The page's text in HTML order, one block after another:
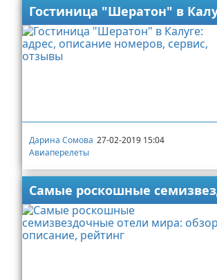
Гостиница "Шератон" в
Дарина Сомова 27-02-2019 15:04
Авиаперелеты
Самые роскошные